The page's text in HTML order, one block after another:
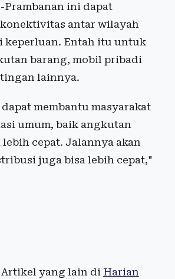
Prambanan ini dapat
antar wilayah
keperluan. Entah itu untuk
barang, mobil pribadi
lainnya.
membantu masyarakat
umum, baik angkutan
cepat. Jalannya akan
juga bisa lebih cepat,"
Artikel yang lain di Harian